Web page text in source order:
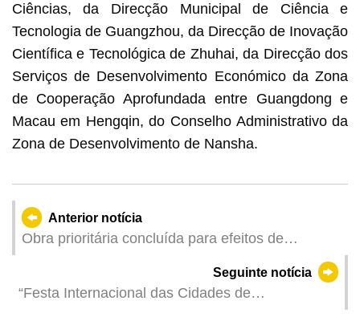
Ciências, da Direcção Municipal de Ciência e
Tecnologia de Guangzhou, da Direcção de Inovação
Científica e Tecnológica de Zhuhai, da Direcção dos
Serviços de Desenvolvimento Económico da Zona
de Cooperação Aprofundada entre Guangdong e
Macau em Hengqin, do Conselho Administrativo da
Zona de Desenvolvimento de Nansha.
Anterior notícia
Obra prioritária concluída para efeitos de
circulação de veículos nas imediações do Porto
Interior
Seguinte notícia
“Festa Internacional das Cidades de